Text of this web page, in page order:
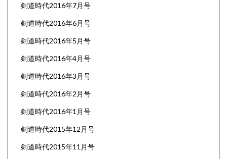
剣道時代2016年7月号
剣道時代2016年6月号
剣道時代2016年5月号
剣道時代2016年4月号
剣道時代2016年3月号
剣道時代2016年2月号
剣道時代2016年1月号
剣道時代2015年12月号
剣道時代2015年11月号